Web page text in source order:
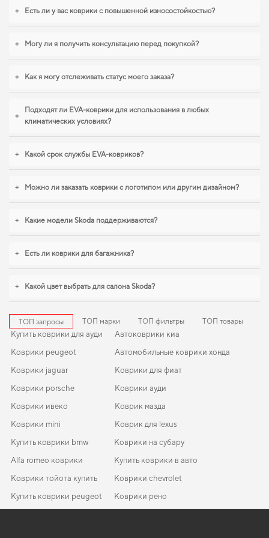
EVA-коврики для Skoda Fabia,
2001 действительно стоит вашего
внимания
Наши EVA коврики для автомобилей сочетают в себе долговечность,
к порядку в салоне, купить коврики для kia ceratoможно без лишних затрат
времени. Когда важна точная подгонка и аккуратный внешний вид,
справляются с нагрузками. И дальше будем помогать вам поддерживать
авто в отличном состоянии, предлагая только качественную продукцию.
+ Есть ли у вас коврики с повышенной износостойкостью?
+ Могу ли я получить консультацию перед покупкой?
+ Как я могу отслеживать статус моего заказа?
+
Подходят ли EVA-коврики для использования в любых
климатических условиях?
+ Какой срок службы EVA-ковриков?
+ Можно ли заказать коврики с логотипом или другим дизайном?
+ Какие модели Skoda поддерживаются?
+ Есть ли коврики для багажника?
+ Какой цвет выбрать для салона Skoda?
ТОП запросы ТОП марки ТОП фильтры ТОП товары
Купить коврики для ауди
Коврики peugeot
Коврики jaguar
Коврики porsche
Коврики ивеко
Коврики mini
Автоковрики киа
Автомобильные коврики хонда
Коврики для фиат
Коврики ауди
Коврик мазда
Коврик для lexus
Купить коврики bmw
Alfa romeo коврики
Коврики тойота купить
Купить коврики peugeot
Коврики на субару
Купить коврики в авто
Коврики chevrolet
Коврики рено